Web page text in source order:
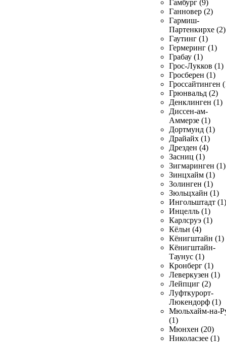
Гамбург (9)
Ганновер (2)
Гармиш-
Партенкирхе (2)
Гаутинг (1)
Гермеринг (1)
Грабау (1)
Грос-Лукков (1)
Гросберен (1)
Гроссайтинген
Грюнвальд (2)
Денклинген (1)
Диссен-ам-
Аммерзе (1)
Дортмунд (1)
Драйайх (1)
Дрезден (4)
Засниц (1)
Зигмаринген (1)
Зинцхайм (1)
Золинген (1)
Зюльцхайн (1)
Ингольштадт (1)
Инцелль (1)
Карлсруэ (1)
Кёльн (4)
Кёнигштайн (1)
Кёнигштайн-
Таунус (1)
Кронберг (1)
Леверкузен (1)
Лейпциг (2)
Луфткурорт-
Люкендорф (1)
Мюльхайм-на-
(1)
Мюнхен (20)
Николасзее (1)